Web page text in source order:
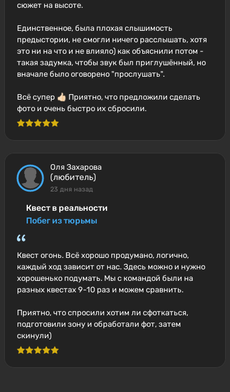
сюжет на высоте.
Единственное, была плохая слышимость
предыстории, не смогли ничего расслышать, хотя
это ни на что и не влияло) как объяснили потом -
такая задумка, чтобы звук был приглушённый, но
вначале было оговорено "прослушать".
Всё супер 👍🏻 Приятно, что предложили сделать
фото и очень быстро их сбросили.
Оля Захарова
(любитель)
23 дня назад
Квест в реальности
Побег из тюрьмы
Квест огонь. Всё хорошо продумано, логично,
каждый ход зависит от нас. Здесь можно и нужно
хорошенько подумать. Мы с командой были на
разных квестах 9-10 раз и можем сравнить.
Приятно, что спросили хотим ли сфоткаться,
подготовили зону и обработали фот, затем
скинули)